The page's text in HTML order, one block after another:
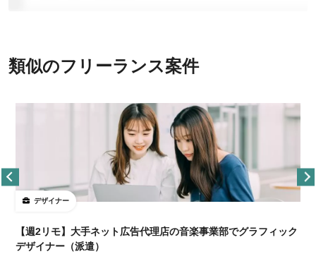
類似のフリーランス案件
デザイナー
【週2リモ】大手ネット広告代理店の音楽事業部でグラフィック
デザイナー（派遣）